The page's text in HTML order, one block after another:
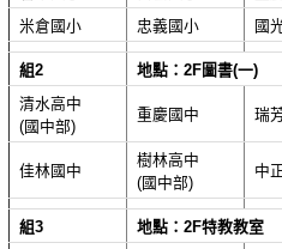
米倉國小
忠義國小 國
組2
地點：2F圖書(一)
清水高中
(國中部)
重慶國中 瑞
佳林國中
樹林高中
(國中部)
中
組3 地點：2F特教教室